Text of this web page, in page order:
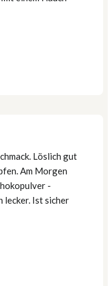
Löslich gut
Am Morgen
-
lecker. Ist sicher